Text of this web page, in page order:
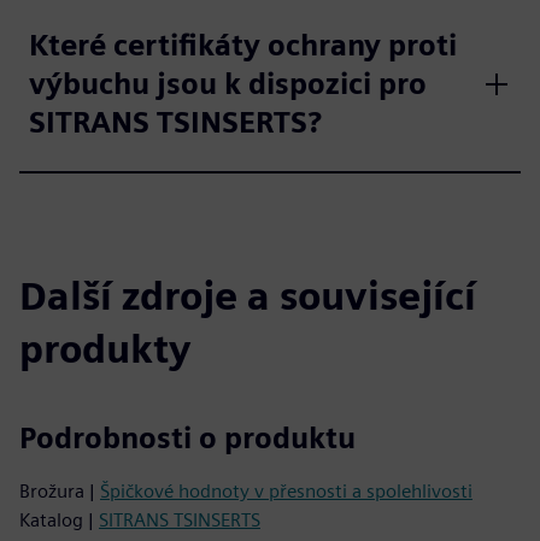
Které certifikáty ochrany proti
výbuchu jsou k dispozici pro
SITRANS TSINSERTS?
Další zdroje a související
produkty
Podrobnosti o produktu
Brožura | Špičkové hodnoty v přesnosti a spolehlivosti
Katalog | SITRANS TSINSERTS